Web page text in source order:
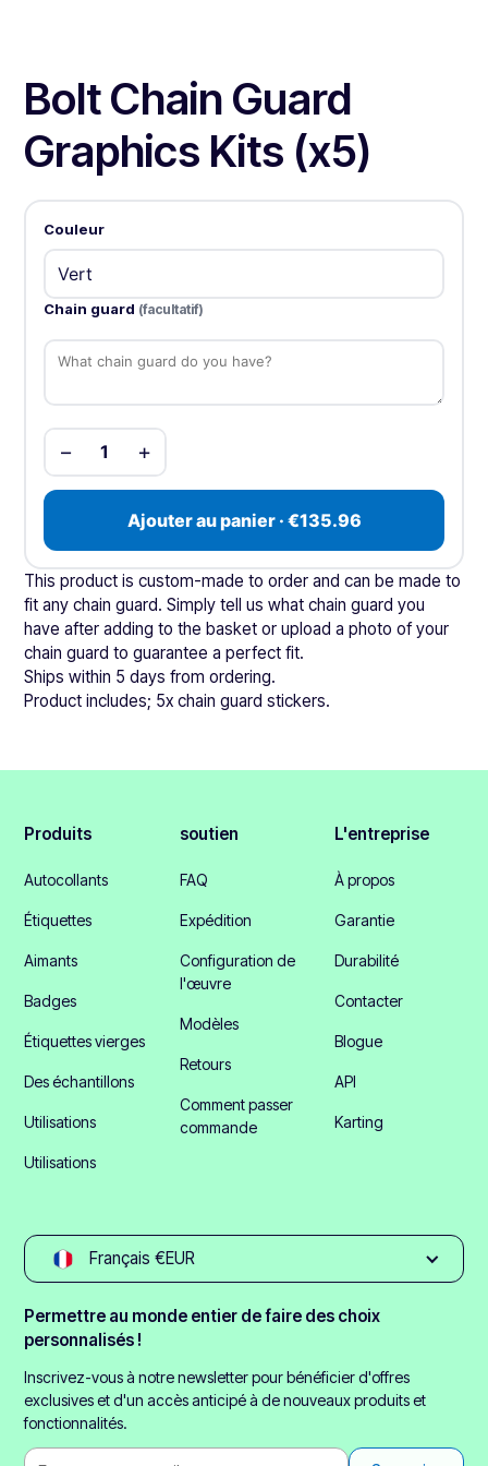
Bolt Chain Guard
Graphics Kits (x5)
Couleur
Chain guard (facultatif)
− 1 +
Ajouter au panier · €135.96
This product is custom-made to order and can be made to
fit any chain guard. Simply tell us what chain guard you
have after adding to the basket or upload a photo of your
chain guard to guarantee a perfect fit.
Ships within 5 days from ordering.
Product includes; 5x chain guard stickers.
Produits
Autocollants
Étiquettes
Aimants
Badges
Étiquettes vierges
Des échantillons
Utilisations
Utilisations
soutien
FAQ
Expédition
Configuration de
l'œuvre
Modèles
Retours
Comment passer
commande
L'entreprise
À propos
Garantie
Durabilité
Contacter
Blogue
API
Karting
Français €EUR
Permettre au monde entier de faire des choix
personnalisés !
Inscrivez-vous à notre newsletter pour bénéficier d'offres
exclusives et d'un accès anticipé à de nouveaux produits et
fonctionnalités.